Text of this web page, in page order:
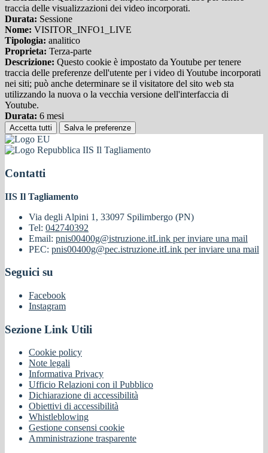
traccia delle visualizzazioni dei video incorporati.
Durata: Sessione
Nome: VISITOR_INFO1_LIVE
Tipologia: analitico
Proprieta: Terza-parte
Descrizione: Questo cookie è impostato da Youtube per tenere
traccia delle preferenze dell'utente per i video di Youtube incorporati
nei siti; può anche determinare se il visitatore del sito web sta
utilizzando la nuova o la vecchia versione dell'interfaccia di
Youtube.
Durata: 6 mesi
Accetta tutti Salva le preferenze
IIS Il Tagliamento
Contatti
IIS Il Tagliamento
Via degli Alpini 1, 33097 Spilimbergo (PN)
Tel: 042740392
Email: pnis00400g@istruzione.itLink per inviare una mail
PEC: pnis00400g@pec.istruzione.itLink per inviare una mail
Seguici su
Facebook
Instagram
Sezione Link Utili
Cookie policy
Note legali
Informativa Privacy
Ufficio Relazioni con il Pubblico
Dichiarazione di accessibilità
Obiettivi di accessibilità
Whistleblowing
Gestione consensi cookie
Amministrazione trasparente